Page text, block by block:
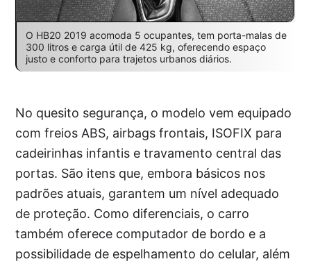
O HB20 2019 acomoda 5 ocupantes, tem porta-malas de
300 litros e carga útil de 425 kg, oferecendo espaço
justo e conforto para trajetos urbanos diários.
No quesito segurança, o modelo vem equipado
com freios ABS, airbags frontais, ISOFIX para
cadeirinhas infantis e travamento central das
portas. São itens que, embora básicos nos
padrões atuais, garantem um nível adequado
de proteção. Como diferenciais, o carro
também oferece computador de bordo e a
possibilidade de espelhamento do celular, além